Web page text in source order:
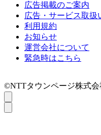
広告掲載のご案内
広告・サービス取扱
利用規約
お知らせ
運営会社について
緊急時はこちら
©NTTタウンページ株式会